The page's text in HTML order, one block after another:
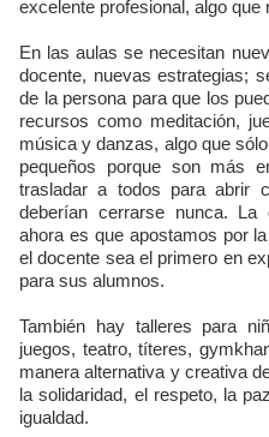
excelente profesional, algo que
En las aulas se necesitan
docente, nuevas estrategias;
de la persona para que los
recursos como meditación,
música y danzas, algo que
pequeños porque son más
trasladar a todos para abrir
deberían cerrarse nunca.
ahora es que apostamos por
el docente sea el primero en
para sus alumnos.
También hay talleres para
juegos, teatro, títeres,
manera alternativa y creativa
la solidaridad, el respeto, la
igualdad.